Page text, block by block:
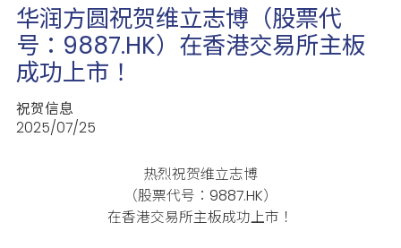
华润方圆祝贺维立志博（股票代
号：9887.HK）在香港交易所主板
成功上市！
祝贺信息
2025/07/25
热烈祝贺维立志博
（股票代号：9887.HK）
在香港交易所主板成功上市！